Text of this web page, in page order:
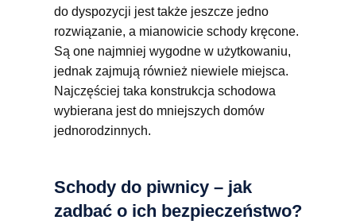
do dyspozycji jest także jeszcze jedno
rozwiązanie, a mianowicie schody kręcone.
Są one najmniej wygodne w użytkowaniu,
jednak zajmują również niewiele miejsca.
Najczęściej taka konstrukcja schodowa
wybierana jest do mniejszych domów
jednorodzinnych.
Schody do piwnicy – jak
zadbać o ich bezpieczeństwo?